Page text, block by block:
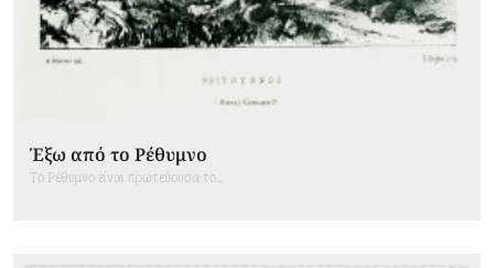
Έξω από το Ρέθυμνο
Το Ρέθυμνο είναι πρωτεύουσα το...